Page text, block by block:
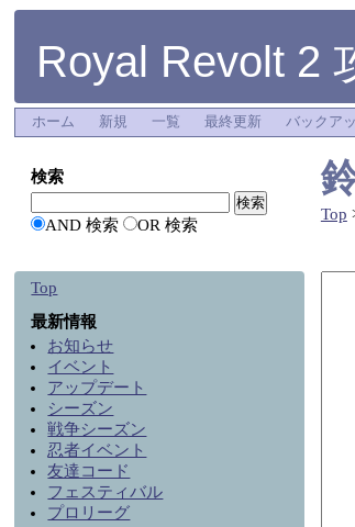
Royal Revolt 2
ホーム 新規 一覧 最終更新 バックア
Top
検索
AND 検索 OR 検索
Top
最新情報
お知らせ
イベント
アップデート
シーズン
戦争シーズン
忍者イベント
友達コード
フェスティバル
プロリーグ